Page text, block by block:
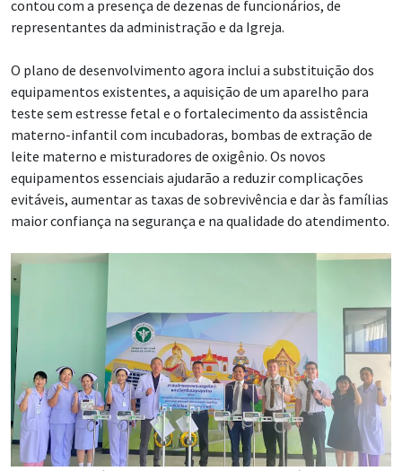
contou com a presença de dezenas de funcionários, de
representantes da administração e da Igreja.
O plano de desenvolvimento agora inclui a substituição dos
equipamentos existentes, a aquisição de um aparelho para
teste sem estresse fetal e o fortalecimento da assistência
materno-infantil com incubadoras, bombas de extração de
leite materno e misturadores de oxigênio. Os novos
equipamentos essenciais ajudarão a reduzir complicações
evitáveis, aumentar as taxas de sobrevivência e dar às famílias
maior confiança na segurança e na qualidade do atendimento.